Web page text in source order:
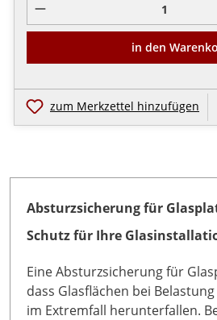
in den
zum Merkzettel hinzufügen
Absturzsicherung für
Schutz für Ihre
Eine Absturzsicherung für
dass Glasflächen bei
im Extremfall herunterfallen.